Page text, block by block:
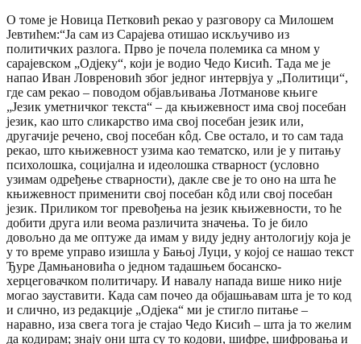
О томе је Новица Петковић рекао у разговору са Милошем
Јевтићем:“Ја сам из Сарајева отишао искључиво из
политичких разлога. Прво је почела полемика са мном у
сарајевском „Одјеку“, који је водио Чедо Кисић. Тада ме је
напао Иван Ловреновић због једног интервјуа у „Политици“,
где сам рекао – поводом објављивања Лотманове књиге
„Језик уметничког текста“ – да књижевност има свој посебан
језик, као што сликарство има свој посебан језик или,
другачије речено, свој посебан кôд. Све остало, и то сам тада
рекао, што књижевност узима као тематско, или је у питању
психолошка, социјална и идеолошка стварност (условно
узимам одређење стварности), дакле све је то оно на шта ће
књижевност применити свој посебан кôд или свој посебан
језик. Приликом тог превођења на језик књижевности, то ће
добити друга или веома различита значења. То је било
довољно да ме оптуже да имам у виду једну антологију која је
у то време управо изишла у Бањој Луци, у којој се нашао текст
Ђуре Дамњановића о једном тадашњем босанско-
херцеговачком политичару. И навалу напада више нико није
могао зауставити. Када сам почео да објашњавам шта је то код
и слично, из редакције „Одјека“ ми је стигло питање –
наравно, иза свега тога је стајао Чедо Кисић – шта ја то желим
да кодирам; знају они шта су то кодови, шифре, шифровања и